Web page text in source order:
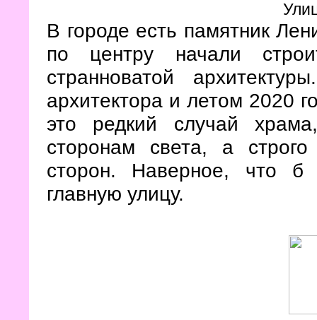
В городе есть памятник
по центру начали
странноватой
архитектора и летом 2020
это редкий случай
сторонам света, а строго
сторон. Наверное, что
главную улицу.